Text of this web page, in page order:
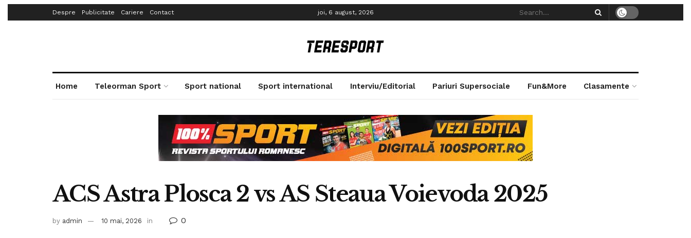
Despre Publicitate Cariere Contact joi, 6 august, 2026
Home Teleorman Sport Sport national Sport international Interviu/Editorial Pariuri Supersociale Fun&More Clasamente
ACS Astra Plosca 2 vs AS Steaua Voievoda 2025
by admin 10 mai, 2026 in 0